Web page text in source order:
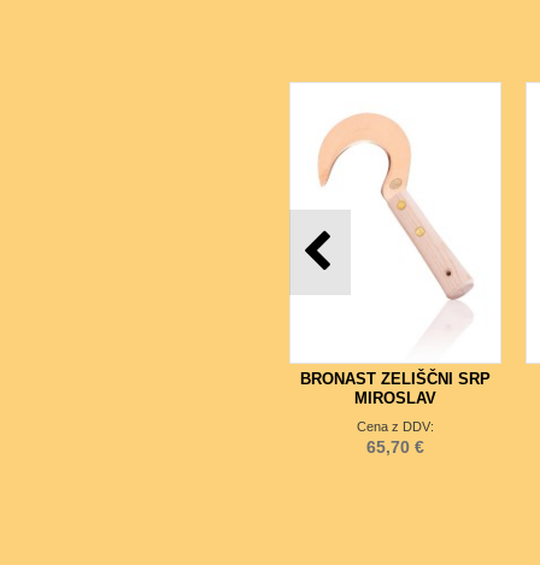
BRONAST ZELIŠČNI SRP
MIROSLAV
Cena z DDV:
65,70 €